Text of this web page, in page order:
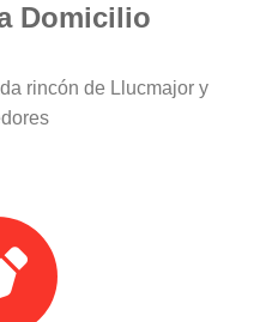
Domicilio
rincón de Llucmajor y